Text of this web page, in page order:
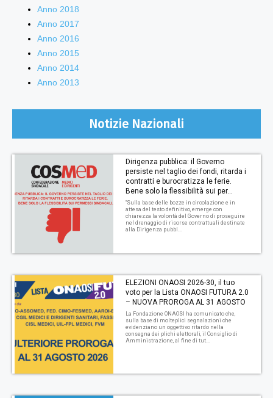
Anno 2018
Anno 2017
Anno 2016
Anno 2015
Anno 2014
Anno 2013
Notizie Nazionali
Dirigenza pubblica: il Governo
persiste nel taglio dei fondi, ritarda i
contratti e burocratizza le ferie.
Bene solo la flessibilità sui per...
“Sulla base delle bozze in circolazione e in
attesa del testo definitivo, emerge con
chiarezza la volontà del Governo di proseguire
nel drenaggio di risorse contrattuali destinate
alla Dirigenza pubbl...
ELEZIONI ONAOSI 2026-30, il tuo
voto per la Lista ONAOSI FUTURA 2.0
– NUOVA PROROGA AL 31 AGOSTO
La Fondazione ONAOSI ha comunicato che,
sulla base di molteplici segnalazioni che
evidenziano un oggettivo ritardo nella
consegna dei plichi elettorali, il Consiglio di
Amministrazione, al fine di tut...